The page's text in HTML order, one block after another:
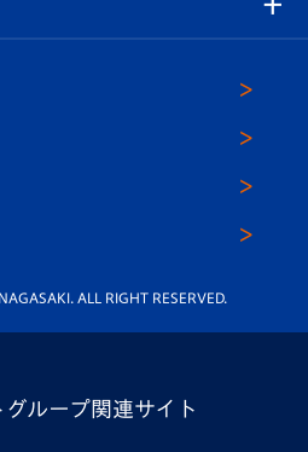
ム
ALL RIGHT RESERVED.
ループ関連サイト